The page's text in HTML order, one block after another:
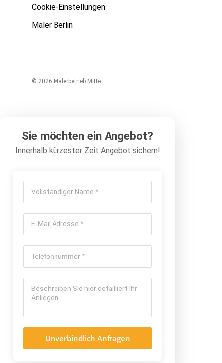
Cookie-Einstellungen
Maler Berlin
© 2026 Malerbetrieb Mitte.
Sie möchten ein Angebot?
Innerhalb kürzester Zeit Angebot sichern!
Unverbindlich Anfragen